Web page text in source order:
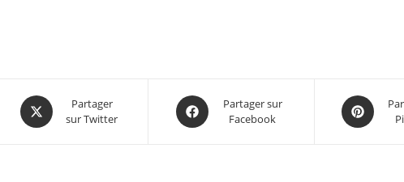
Opens
in
Partager
sur Twitter
Opens
in
Partager sur
Facebook
Opens
in